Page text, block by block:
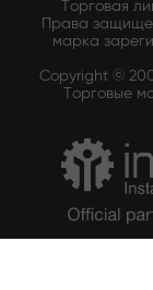
Торговая
Права
марка
Copyright ©
Торговые